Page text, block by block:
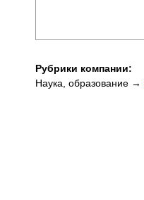
Рубрики компании:
Наука, образование →